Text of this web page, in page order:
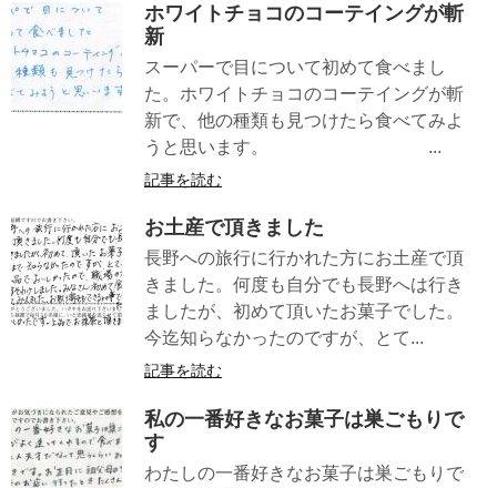
ホワイトチョコのコーテイングが斬
新
スーパーで目について初めて食べまし
た。ホワイトチョコのコーテイングが斬
新で、他の種類も見つけたら食べてみよ
うと思います。 ...
記事を読む
お土産で頂きました
長野への旅行に行かれた方にお土産で頂
きました。何度も自分でも長野へは行き
ましたが、初めて頂いたお菓子でした。
今迄知らなかったのですが、とて...
記事を読む
私の一番好きなお菓子は巣ごもりで
す
わたしの一番好きなお菓子は巣ごもりで